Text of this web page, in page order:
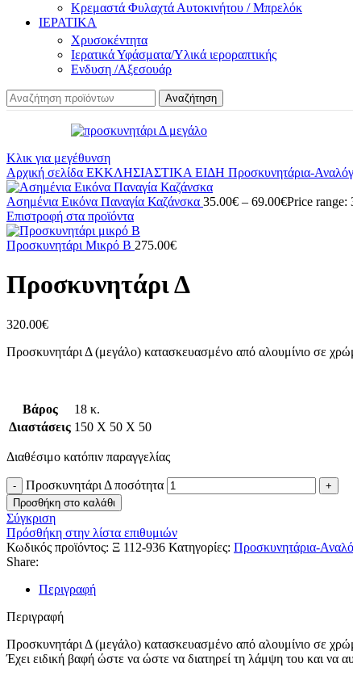
Κρεμαστά Φυλαχτά Αυτοκινήτου / Μπρελόκ
ΙΕΡΑΤΙΚΑ
Χρυσοκέντητα
Ιερατικά Υφάσματα/Υλικά ιεροραπτικής
Ενδυση /Αξεσουάρ
Αναζήτηση
Κλικ για μεγέθυνση
Αρχική σελίδα ΕΚΚΛΗΣΙΑΣΤΙΚΑ ΕΙΔΗ Προσκυνητάρια-
Ασημένια Εικόνα Παναγία Καζάνσκα 35.00€ – 69.00€Price range:
Επιστροφή στα προϊόντα
Προσκυνητάρι Μικρό Β 275.00€
Προσκυνητάρι Δ
320.00€
Προσκυνητάρι Δ (μεγάλο) κατασκευασμένο από αλουμίνιο σε
Βάρος
18 κ.
Διαστάσεις 150 Χ 50 Χ 50
Διαθέσιμο κατόπιν παραγγελίας
Προσκυνητάρι Δ ποσότητα
Προσθήκη στο καλάθι
Σύγκριση
Πρόσθήκη στην λίστα επιθυμιών
Κωδικός προϊόντος: Ξ 112-936 Κατηγορίες: Προσκυνητάρια-
Share:
Περιγραφή
Περιγραφή
Προσκυνητάρι Δ (μεγάλο) κατασκευασμένο από αλουμίνιο σε
Έχει ειδική βαφή ώστε να ώστε να διατηρεί τη λάμψη του και να